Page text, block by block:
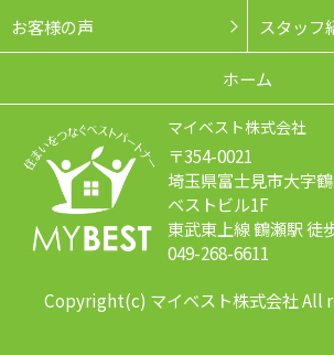
お客様の声 スタッフ
ホーム
マイベスト株式会社
〒354-0021
埼玉県富士見市大字
ベストビル1F
東武東上線 鶴瀬駅 徒
049-268-6611
Copyright(c) マイベスト株式会社 All